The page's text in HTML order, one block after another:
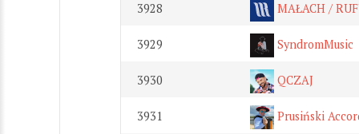
3928 MAŁACH /
3929 SyndromMusic
3930 QCZAJ
3931 Prusiński